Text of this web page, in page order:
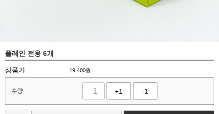
플레인 전용 6개
상품가 19,400원
수량 +1 -1